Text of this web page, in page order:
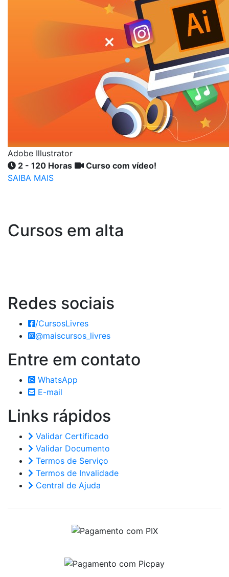
Adobe Illustrator
2 - 120 Horas
Curso com vídeo!
SAIBA MAIS
Cursos em alta
Redes sociais
/CursosLivres
@maiscursos_livres
Entre em contato
WhatsApp
E-mail
Links rápidos
Validar Certificado
Validar Documento
Termos de Serviço
Termos de Invalidade
Central de Ajuda